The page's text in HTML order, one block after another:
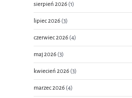
sierpień 2026 (1)
lipiec 2026 (3)
czerwiec 2026 (4)
maj 2026 (3)
kwiecień 2026 (3)
marzec 2026 (4)